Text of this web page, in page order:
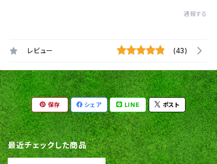
通報する
レビュー (43)
保存 シェア LINE ポスト
最近チェックした商品